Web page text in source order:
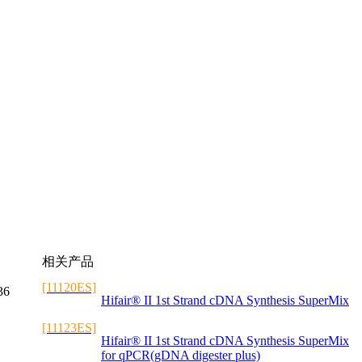
相关产品
[11120ES]
Hifair® II 1st Strand cDNA Synthesis SuperMix
[11123ES]
Hifair® II 1st Strand cDNA Synthesis SuperMix
for qPCR(gDNA digester plus)